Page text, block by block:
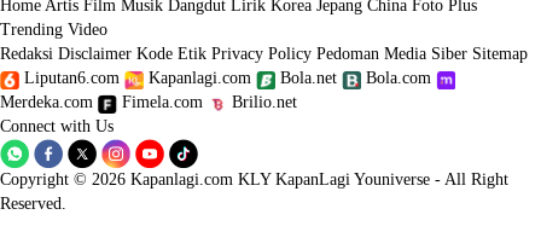
Home Artis Film Musik Dangdut Lirik Korea Jepang China Foto Plus
Trending Video
Redaksi Disclaimer Kode Etik Privacy Policy Pedoman Media Siber Sitemap
Liputan6.com
Kapanlagi.com Bola.net
Bola.com
Merdeka.com
Fimela.com
Brilio.net
Connect with Us
Copyright © 2026 Kapanlagi.com KLY KapanLagi Youniverse - All Right
Reserved.